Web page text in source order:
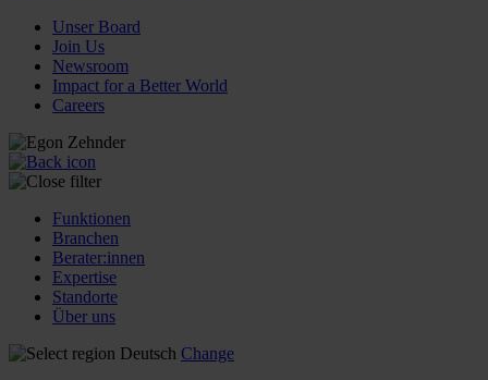
Unser Board
Join Us
Newsroom
Impact for a Better World
Careers
Funktionen
Branchen
Berater:innen
Expertise
Standorte
Über uns
Deutsch Change